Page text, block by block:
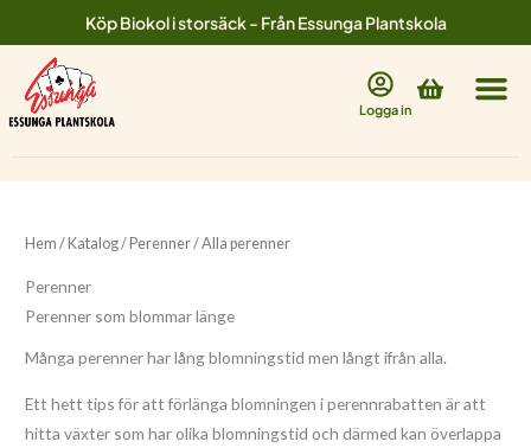
till
innehåll
Köp Biokol i storsäck - Från Essunga Plantskola
Logga in
Varukorg
Hem /Katalog/Perenner/ Alla perenner
Perenner
Perenner som blommar länge
Många perenner har lång blomningstid men långt ifrån alla.
Ett hett tips för att förlänga blomningen i perennrabatten är att
hitta växter som har olika blomningstid och därmed kan överlappa